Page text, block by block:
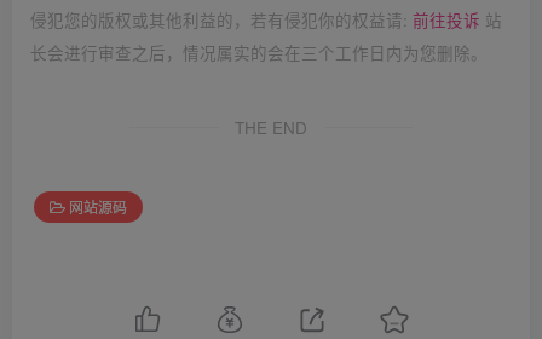
侵犯您的版权或其他利益的，若有侵犯你的权益请: 前往投诉 站
长会进行审查之后，情况属实的会在三个工作日内为您删除。
THE END
网站源码